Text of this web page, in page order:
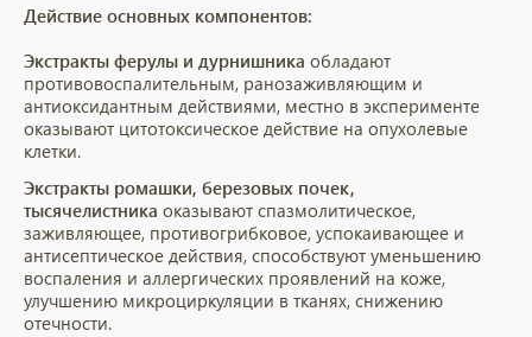
Действие основных компонентов:
Экстракты ферулы и дурнишника обладают
противовоспалительным, ранозаживляющим и
антиоксидантным действиями, местно в эксперименте
оказывают цитотоксическое действие на опухолевые
клетки.
Экстракты ромашки, березовых почек,
тысячелистника оказывают спазмолитическое,
заживляющее, противогрибковое, успокаивающее и
антисептическое действия, способствуют уменьшению
воспаления и аллергических проявлений на коже,
улучшению микроциркуляции в тканях, снижению
отечности.